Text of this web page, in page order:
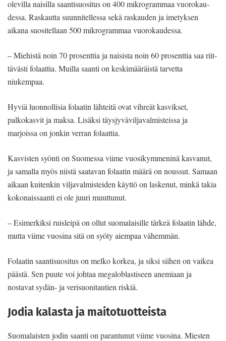
olevilla naisilla saantisuosi­tus on 400 mikrogrammaa vuorokau­
dessa. Raskautta suunnitellessa sekä ras­kauden ja imetyksen
aikana suositellaan 500 mikrogrammaa vuorokaudessa.
– Miehistä noin 70 prosenttia ja naisista noin 60 prosenttia saa riit­
tävästi folaattia. Muilla saanti on keskimääräistä tar­vetta
niukempaa.
Hyviä luonnollisia folaatin lähtei­tä ovat vihreät kasvikset,
palkokasvit ja maksa. Lisäksi täysjyväviljavalmisteissa ja
marjoissa on jonkin verran folaattia.
Kasvisten syönti on Suomessa viime vuosikymmeninä kasvanut,
ja samal­la myös niistä saatavan folaatin määrä on noussut. Samaan
aikaan kuitenkin viljavalmisteiden käyttö on laskenut, minkä takia
kokonaissaanti ei ole juu­ri muuttunut.
– Esimerkiksi ruisleipä on ollut suo­malaisille tärkeä fo­laatin lähde,
mut­ta viime vuosina si­tä on syöty aiempaa vähemmän.
Folaatin saan­tisuositus on mel­ko korkea, ja sik­si siihen on vaikea
päästä. Sen puute voi johtaa megaloblastiseen anemiaan ja
nostavat sydän- ja verisuonitautien riskiä.
Jodia kalasta ja maitotuotteista
Suomalaisten jodin saanti on parantu­nut viime vuosina. Miesten